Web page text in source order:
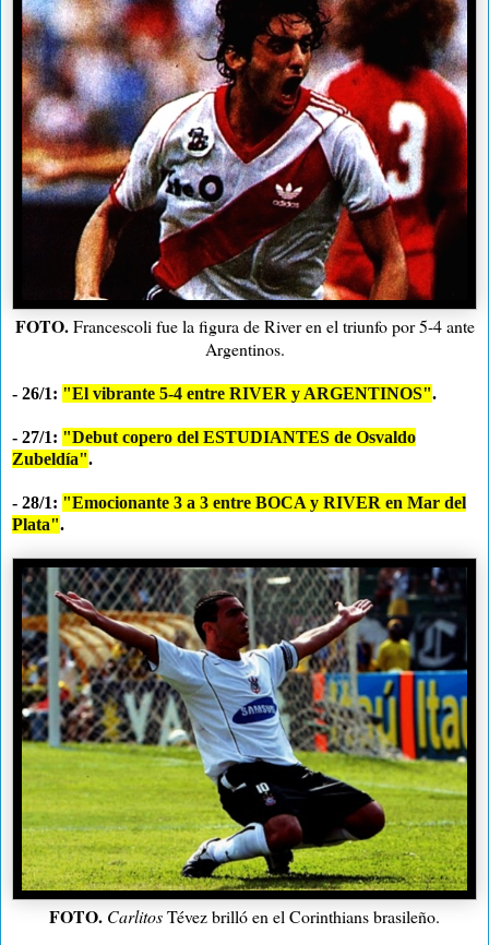
FOTO.Francescoli fue la figura de River en el triunfo por 5-4 ante
Argentinos.
- 26/1: "El vibrante 5-4 entre RIVER y ARGENTINOS".
- 27/1: "Debut copero del ESTUDIANTES de Osvaldo
Zubeldía".
- 28/1: "Emocionante 3 a 3 entre BOCA y RIVER en Mar del
Plata".
FOTO. CarlitosTévez brilló en el Corinthians brasileño.